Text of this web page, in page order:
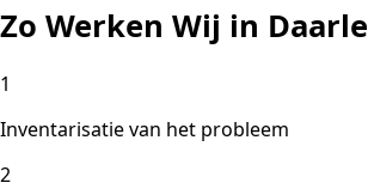
Zo Werken Wij in Daarle
1
Inventarisatie van het probleem
2